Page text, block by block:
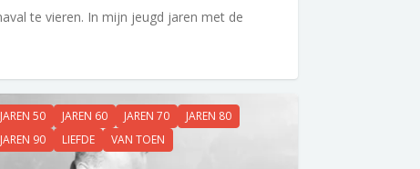
te vieren. In mijn jeugd jaren met de
JAREN 50 JAREN 60 JAREN 70
JAREN 80
JAREN 90
LIEFDE VAN TOEN